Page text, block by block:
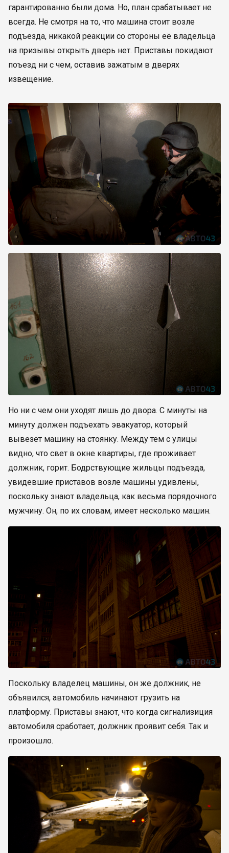
гарантированно были дома. Но, план срабатывает не
всегда. Не смотря на то, что машина стоит возле
подъезда, никакой реакции со стороны её владельца
на призывы открыть дверь нет. Приставы покидают
поъезд ни с чем, оставив зажатым в дверях
извещение.
Но ни с чем они уходят лишь до двора. С минуты на
минуту должен подъехать эвакуатор, который
вывезет машину на стоянку. Между тем с улицы
видно, что свет в окне квартиры, где проживает
должник, горит. Бодрствующие жильцы подъезда,
увидевшие приставов возле машины удивлены,
поскольку знают владельца, как весьма порядочного
мужчину. Он, по их словам, имеет несколько машин.
Поскольку владелец машины, он же должник, не
объявился, автомобиль начинают грузить на
платформу. Приставы знают, что когда сигнализиция
автомобиля сработает, должник проявит себя. Так и
произошло.